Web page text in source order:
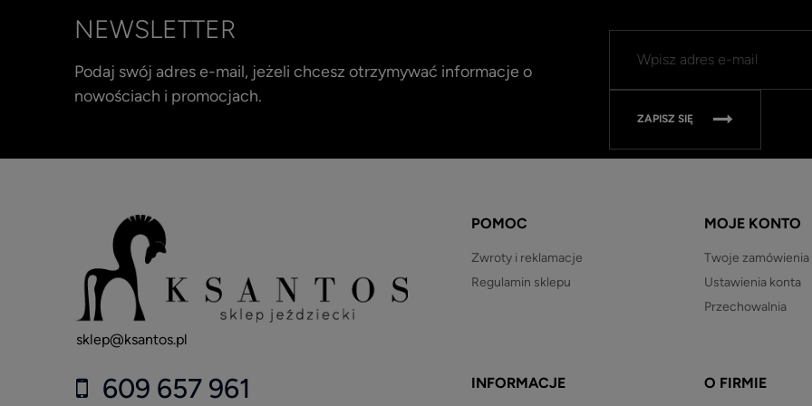
NEWSLETTER
Podaj swój adres e-mail, jeżeli chcesz otrzymywać informacje o
nowościach i promocjach.
ZAPISZ SIĘ
sklep@ksantos.pl
609 657 961
POMOC
Zwroty i reklamacje
Regulamin sklepu
MOJE KONTO
Twoje zamówienia
Ustawienia konta
Przechowalnia
INFORMACJE O FIRMIE